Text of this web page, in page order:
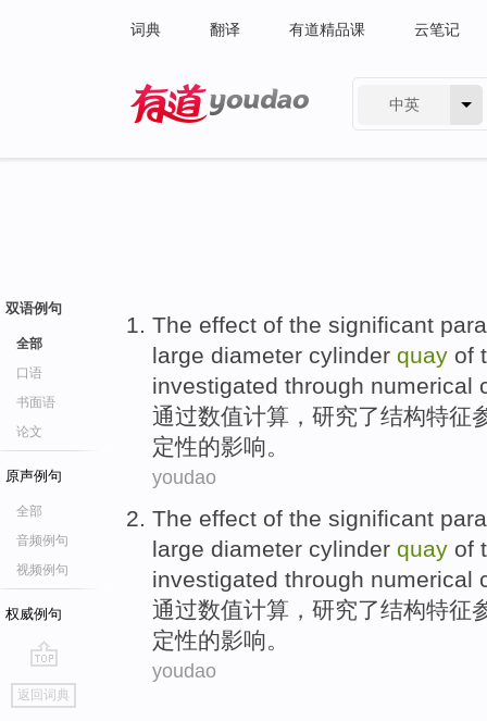
词典 翻译 有道精品课 云笔记
中英
双语例句
全部
口语
书面语
论文
原声例句
全部
音频例句
视频例句
权威例句
go
top
返回词典
The effect of the significant
large diameter cylinder quay of
investigated through numerical
通过数值计算 ， 研究了结构特征
定性的影响。
youdao
The effect of the significant
large diameter cylinder quay of
investigated through numerical
通过数值计算 ， 研究了结构特征
定性的影响。
youdao